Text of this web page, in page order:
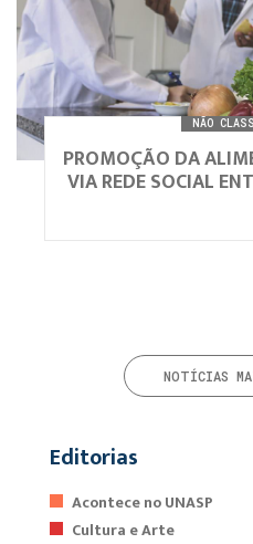
NÃO
PROMOÇÃO DA
VIA REDE SOCIAL
NOTÍCIAS
Editorias
Acontece no UNASP
Cultura e Arte